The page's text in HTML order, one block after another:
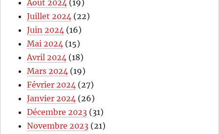
Août 2024 (19)
Juillet 2024 (22)
Juin 2024 (16)
Mai 2024 (15)
Avril 2024 (18)
Mars 2024 (19)
Février 2024 (27)
Janvier 2024 (26)
Décembre 2023 (31)
Novembre 2023 (21)